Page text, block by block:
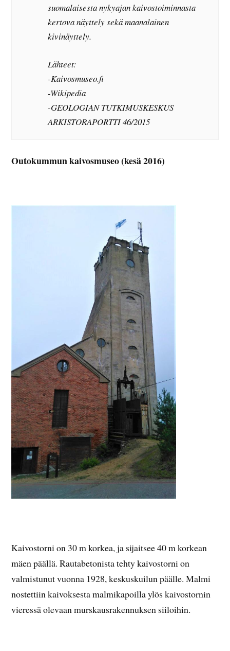
suomalaisesta nykyajan kaivostoiminnasta
kertova näyttely sekä maanalainen
kivinäyttely.
Lähteet:
-Kaivosmuseo.fi
-Wikipedia
-GEOLOGIAN TUTKIMUSKESKUS
ARKISTORAPORTTI 46/2015
Outokummun kaivosmuseo (kesä 2016)
Kaivostorni on 30 m korkea, ja sijaitsee 40 m korkean
mäen päällä. Rautabetonista tehty kaivostorni on
valmistunut vuonna 1928, keskuskuilun päälle. Malmi
nostettiin kaivoksesta malmikapoilla ylös kaivostornin
vieressä olevaan murskausrakennuksen siiloihin.